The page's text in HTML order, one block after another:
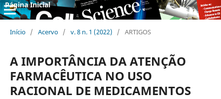
Página Inicial
Início / Acervo / v. 8 n. 1 (2022) / ARTIGOS
A IMPORTÂNCIA DA ATENÇÃO
FARMACÊUTICA NO USO
RACIONAL DE MEDICAMENTOS